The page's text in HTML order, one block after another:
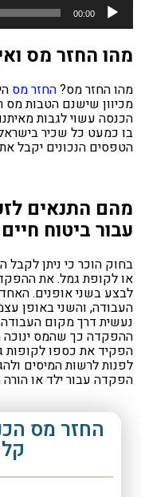
00:00
החזר מס ואיך
החזר מס?החזר מסהינו
שישנם הטבות מס
עשוי לגבות מאיתנו
כל שכיר בישראל
הנכונים יקבל את
התנאים
ביטוח חיים
הוכר כי ניתן לקבל
גמל. את ההפקדה
בשני אופנים. האחד,
והשני באופן
דרך מקום העבודה,
כך שהמס ינוכה
את כספו לקופות גמל
לרשות המיסים
עבור ילד או הורה
החזר מס
קלה